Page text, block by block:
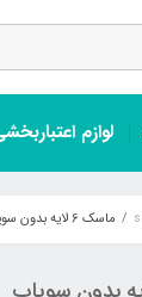
لوازم
ماسک 6 لایه بدون سوپاپ